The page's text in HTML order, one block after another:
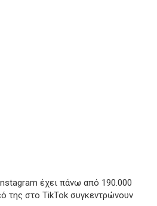
έχει πάνω από 190.000
της στο TikTok συγκεντρώνουν